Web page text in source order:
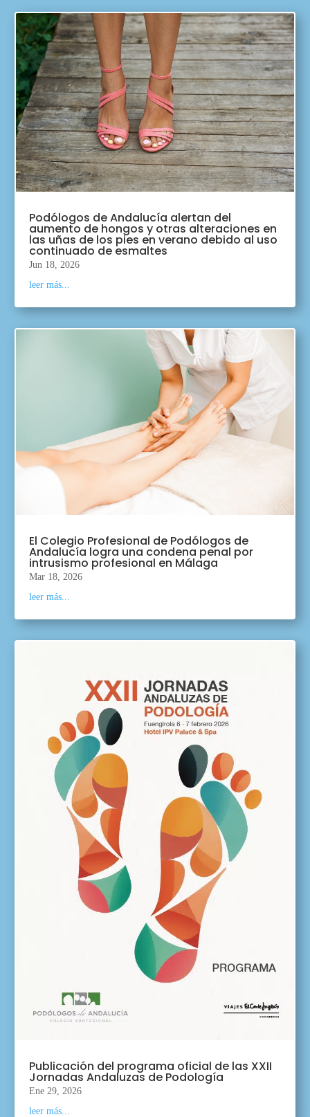
Podólogos de Andalucía alertan del
aumento de hongos y otras alteraciones en
las uñas de los pies en verano debido al uso
continuado de esmaltes
Jun 18, 2026
leer más...
El Colegio Profesional de Podólogos de
Andalucía logra una condena penal por
intrusismo profesional en Málaga
Mar 18, 2026
leer más...
Publicación del programa oficial de las XXII
Jornadas Andaluzas de Podología
Ene 29, 2026
leer más...